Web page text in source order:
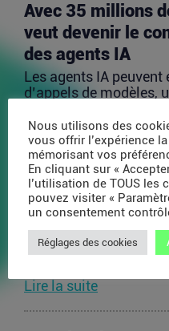
Avec 35 millions
veut devenir le
des agents IA
Les agents IA
d’appels de modèles,
Lire la suite
PDP : la bataille
françaises de la
La généralisation de
presque
Lire la suite
Nous utilisons des
vous offrir l’expérience
mémorisant vos
En cliquant sur «
l’utilisation de TOUS les
pouvez visiter «
un consentement
Réglages des cookies